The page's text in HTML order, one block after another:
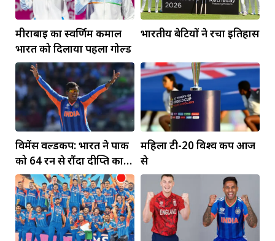
मीराबाई का स्वर्णिम कमाल
भारत को दिलाया पहला गोल्ड
भारतीय बेटियों ने रचा इतिहास
विमेंस वर्ल्डकप: भारत ने पाक
को 64 रन से रौंदा दीप्ति का
पंजा... मंधाना की फिफ्टी
महिला टी-20 विश्व कप आज
से